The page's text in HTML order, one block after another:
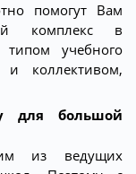
помогут Вам
комплекс в
учебного
и коллективом,
для большой
из ведущих